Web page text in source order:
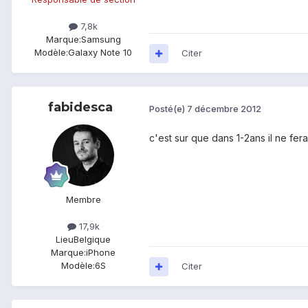
7,8k
Marque:Samsung
Modèle:Galaxy Note 10 Citer
fabidesca
Membre
17,9k
LieuBelgique
Marque:iPhone
Modèle:6S
Posté(e) 7 décembre 2012
c'est sur que dans 1-2ans il ne
Citer